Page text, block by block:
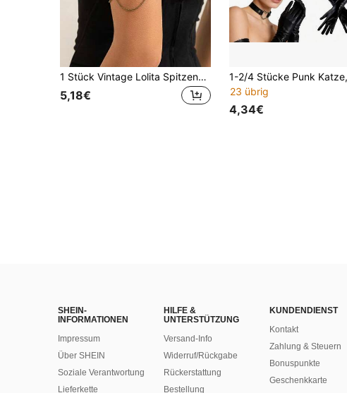
1 Stück Vintage Lolita Spitzenarmband, gotisches schwarzes Wassertropfen Quasten Armband, Halloween Accessoire
5,18€
23 übrig
4,34€
SHEIN-
INFORMATIONEN
Impressum
Über SHEIN
Soziale Verantwortung
Lieferkette
HILFE &
UNTERSTÜTZUNG
Versand-Info
Widerruf/Rückgabe
Rückerstattung
Bestellung
KUNDENDIENST
Kontakt
Zahlung & Steuern
Bonuspunkte
Geschenkkarte